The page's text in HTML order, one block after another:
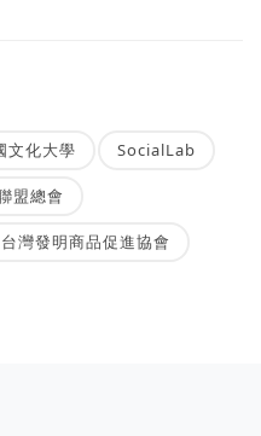
文化大學 SocialLab
盟總會
台灣發明商品促進協會